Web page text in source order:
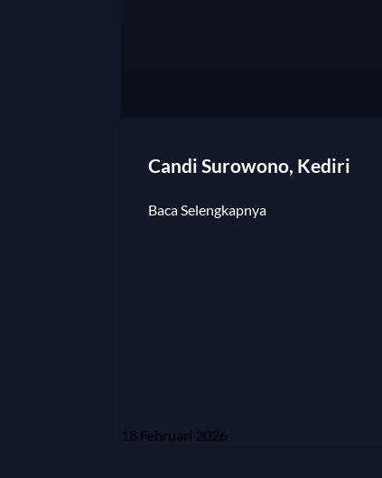
Candi Surowono, Kediri
Baca Selengkapnya
18 Februari 2026